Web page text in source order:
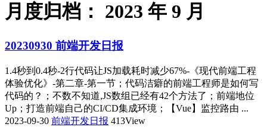
月度归档： 2023 年 9 月
20230930 前端开发日报
1.4秒到0.4秒-2行代码让JS加载耗时减少67%-《现代前端工程
体验优化》-第二章-第一节；代码洁癖的前端工程师是如何写
代码的？；不数不知道,JS数组已经有42个方法了；前端地位
Up；打造前端自己的CI/CD集成环境；【Vue】监控路由 ...
2023-09-30 前端开发日报 413View